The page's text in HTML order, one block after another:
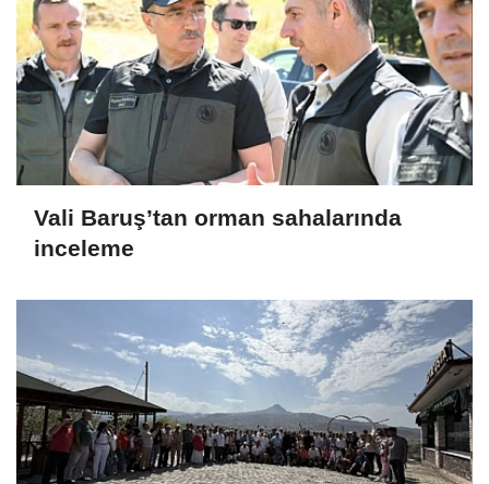
Vali Baruş’tan orman sahalarında
inceleme